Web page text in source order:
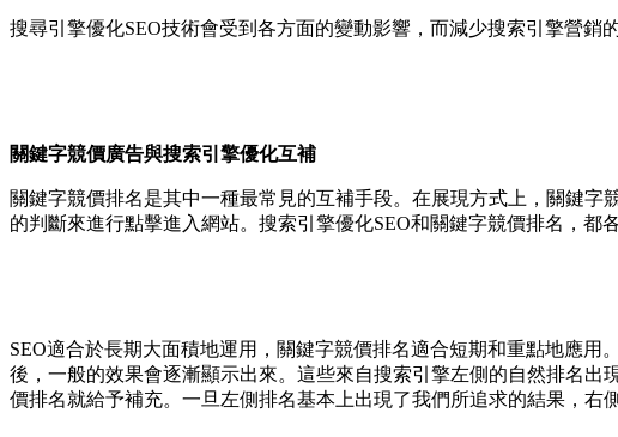
搜尋引擎優化SEO技術會受到各方面的變動影響，而減少搜索引擎營銷
關鍵字競價廣告與搜索引擎優化互補
關鍵字競價排名是其中一種最常見的互補手段。在展現方式上，關鍵
的判斷來進行點擊進入網站。搜索引擎優化SEO和關鍵字競價排名，
SEO適合於長期大面積地運用，關鍵字競價排名適合短期和重點地應
後，一般的效果會逐漸顯示出來。這些來自搜索引擎左側的自然排名
價排名就給予補充。一旦左側排名基本上出現了我們所追求的結果，右